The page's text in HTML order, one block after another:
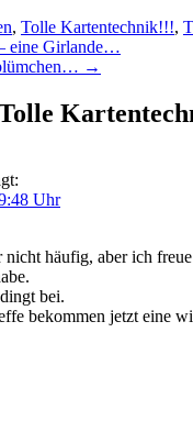
, Tolle Kartentechnik!!!,
eine Girlande…
→
Uhr
häufig, aber ich
bei.
bekommen jetzt eine